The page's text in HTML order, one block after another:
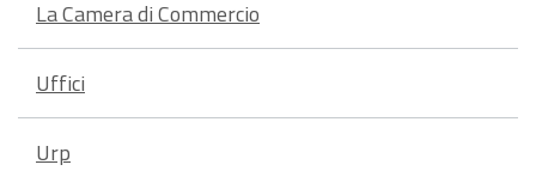
La Camera di Commercio
Uffici
Urp